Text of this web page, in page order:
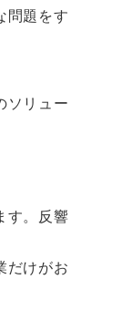
題をす
リュー
。反響
けがお